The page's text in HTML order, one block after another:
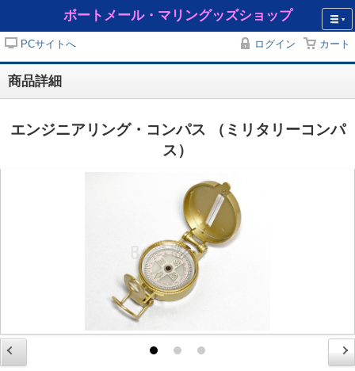
ボートメール・マリングッズショップ
PCサイトへ ログイン カート
商品詳細
エンジニアリング・コンパス （ミリタリーコンパ
ス）